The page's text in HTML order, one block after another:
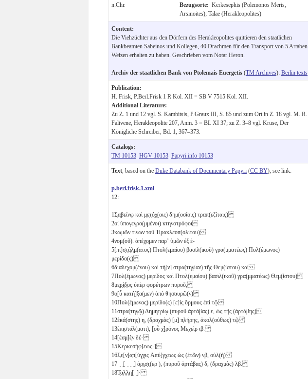
n.Chr.
Bezugsorte: Kerkesephis (Polemonos Meris,
Arsinoites); Talae (Herakleopolites)
Content:
Die Viehzüchter aus den Dörfern des Herakleopolites quittieren den staatlichen
Bankbeamten Sabeinos und Kollegen, 40 Drachmen für den Transport von 5 Artaben
Weizen erhalten zu haben. Geschrieben vom Notar Heron.
Archiv der staatlichen Bank von Ptolemais Euergetis (TM Archives): Berlin texts
Publication:
H. Frisk, P.Berl.Frisk 1 R Kol. XII = SB V 7515 Kol. XII.
Additional Literature:
Zu Z. 1 und 12 vgl. S. Kambitsis, P.Graux III, S. 85 und zum Ort in Z. 18 vgl. M. R.
Falivene, Herakleopolite 207, Anm. 3 = BL XI 37; zu Z. 3–8 vgl. Kruse, Der
Königliche Schreiber, Bd. 1, 367–373.
Catalogs:
TM 10153 HGV 10153 Papyri.info 10153
Text , based on the Duke Databank of Documentary Papyri (CC BY), see link:
p.berl.frisk.1.xml
12:
1Σ̣α̣βείνῳ καὶ μ̣ε̣τ̣ό̣χ̣(οις) δημ(οσίοις) τραπ(εζίταις)
2οἱ ὑπογεγρα(μμένοι) κτηνοτρόφοι
3κωμῶν τινων τοῦ Ἡρακλεοπ(ολίτου)
4νομ(οῦ). ἀπέχ̣ο̣μεν παρʼ ὑμῶν ἐξ ἐ-
5[πι]σ̣τ̣ά̣λ̣μ(ατος) Πτολ(εμαίου) βασιλ(ικοῦ) γρα(μματέως) Πολ(έμωνος)
μερίδο(ς)
6διαδεχομ(ένου) καὶ τ̣ὴ̣[ν] στρα(τηγίαν) τῆς Θεμ(ίστου) καὶ
7Πολ(έμωνος) μερίδος καὶ Πτολ(εμαίου) βασιλ(ικοῦ) γρα(μματέως) Θεμ(ίστου)
8με̣ρ̣ί̣δ̣ος ὑπὲρ φορέτρων πυροῦ,
9ο̣[ὗ κατή]ξα(μεν) ἀπὸ θησαυρῶ(ν)
10Πολ(έμωνος) μερίδο(ς) [ε]ἰ̣ς̣ ὅρμους ἐπὶ τῷ
11στρα(τηγῷ) Δημητρίῳ (πυροῦ ἀρτάβας) ε , ὡς τῆς (ἀρτάβης)
12ἑκά(στης) η , (δραχμὰς) [μ] π̣λήρης, ἀκολ(ούθως) τῷ
13ἐπι̣στάλ(ματι), [οὗ χ]ρόνος Μεχεὶρ ιβ .
14[ἐσμ]ὲ̣ν δέ·
15Κ̣ερ̣κεσήφ̣[εως·]
16Σ̣ε̣[ν]α̣π̣[ύγχις Ἀπύ]γχεως ὡς (ἐτῶν) νβ , οὐλ(ὴ)
17 ̣ ̣[ ̣ ̣ ̣] ἀ̣ρ̣ι̣σ̣τ̣(ερ ), (πυροῦ ἀρτάβας) δ , (δραχμὰς) λβ .
18Τ̣α̣λ̣λ̣η̣[ ̣]·